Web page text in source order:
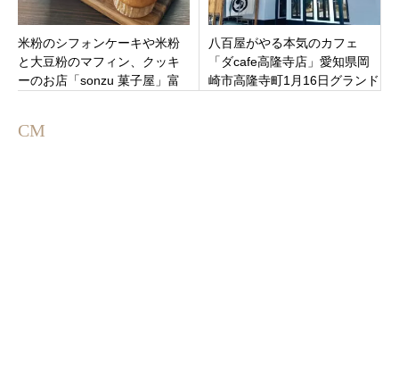
米粉のシフォンケーキや米粉
と大豆粉のマフィン、クッキ
ーのお店「sonzu 菓子屋」富
八百屋がやる本気のカフェ
「ダcafe高隆寺店」愛知県岡
崎市高隆寺町1月16日グランド
CM